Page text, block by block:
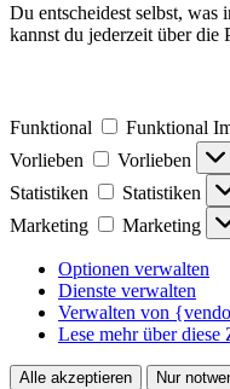
Du entscheidest selbst,
kannst du jederzeit über die
Funktional Funktional
Vorlieben
Vorlieben
Statistiken
Statistiken
Marketing
Marketing
Optionen verwalten
Dienste verwalten
Verwalten von
Lese mehr über diese
Alle akzeptieren Nur